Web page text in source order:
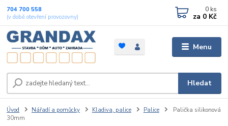
Menu
Hledat
704 700 558
(v době otevření provozovny)
0 ks
za 0 Kč
Úvod Nářadí a pomůcky Kladiva, palice Palice
Palička silikonová
30mm